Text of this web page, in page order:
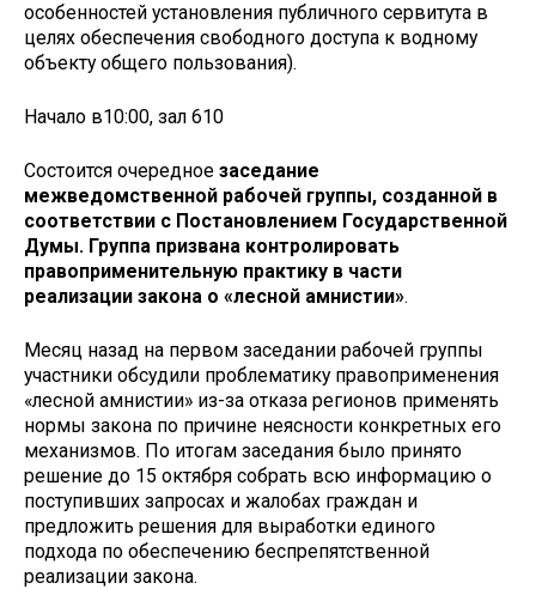
особенностей установления публичного сервитута в
целях обеспечения свободного доступа к водному
объекту общего пользования).
Начало в10:00, зал 610
Состоится очередное заседание
межведомственной рабочей группы, созданной в
соответствии с Постановлением Государственной
Думы. Группа призвана контролировать
правоприменительную практику в части
реализации закона о «лесной амнистии».
Месяц назад на первом заседании рабочей группы
участники обсудили проблематику правоприменения
«лесной амнистии» из-за отказа регионов применять
нормы закона по причине неясности конкретных его
механизмов. По итогам заседания было принято
решение до 15 октября собрать всю информацию о
поступивших запросах и жалобах граждан и
предложить решения для выработки единого
подхода по обеспечению беспрепятственной
реализации закона.